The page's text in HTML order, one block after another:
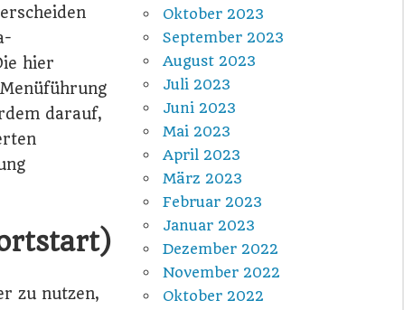
hier
darauf,
zu nutzen,
Oktober 2023
September 2023
August 2023
Juli 2023
Juni 2023
Mai 2023
April 2023
März 2023
Februar 2023
Januar 2023
Dezember 2022
November 2022
Oktober 2022